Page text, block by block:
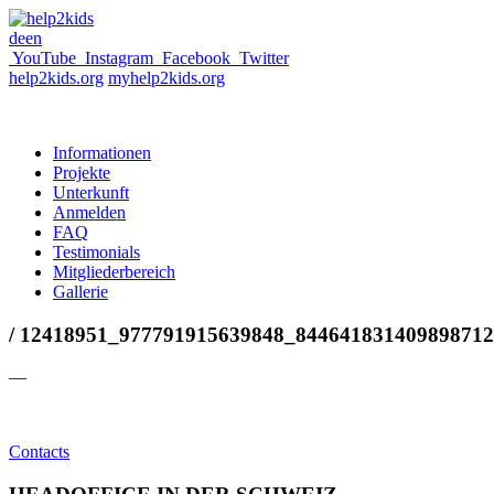
deen
YouTube Instagram Facebook Twitter
help2kids.org myhelp2kids.org
Informationen
Projekte
Unterkunft
Anmelden
FAQ
Testimonials
Mitgliederbereich
Gallerie
/
—
Contacts